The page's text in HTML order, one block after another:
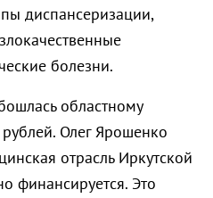
диспансеризации,
болезни.
областному
Олег Ярошенко
отрасль Иркутской
финансируется. Это